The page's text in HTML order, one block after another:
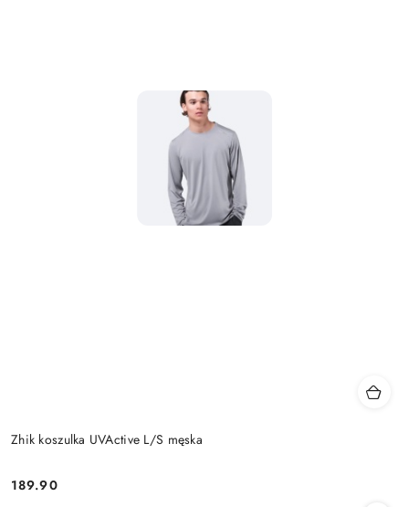
Zhik koszulka UVActive L/S męska
Cena:
189.90